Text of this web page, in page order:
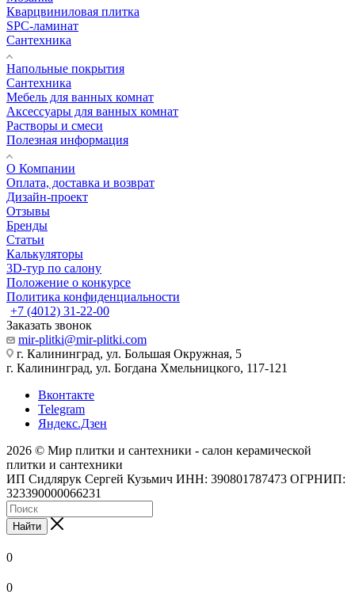
Кварцвиниловая плитка
SPC-ламинат
Сантехника
Напольные покрытия
Сантехника
Мебель для ванных комнат
Аксессуары для ванных комнат
Растворы и смеси
Полезная информация
О Компании
Оплата, доставка и возврат
Дизайн-проект
Отзывы
Бренды
Статьи
Калькуляторы
3D-тур по салону
Положение о конкурсе
Политика конфиденциальности
+7 (4012) 31-22-00
Заказать звонок
mir-plitki@mir-plitki.com
г. Калининград, ул. Большая Окружная, 5
г. Калининград, ул. Богдана Хмельницкого, 117-121
Вконтакте
Telegram
Яндекс.Дзен
2026 © Мир плитки и сантехники - салон керамической
плитки и сантехники
ИП Сидлярук Сергей Кузьмич ИНН: 390801787473 ОГРНИП:
323390000066231
Найти
0
0